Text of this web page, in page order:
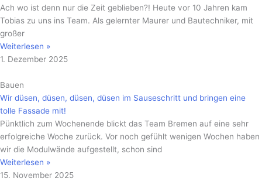
Ach wo ist denn nur die Zeit geblieben?! Heute vor 10 Jahren kam
Tobias zu uns ins Team. Als gelernter Maurer und Bautechniker, mit
großer
Weiterlesen »
1. Dezember 2025
Bauen
Wir düsen, düsen, düsen, düsen im Sauseschritt und bringen eine
tolle Fassade mit!
Pünktlich zum Wochenende blickt das Team Bremen auf eine sehr
erfolgreiche Woche zurück. Vor noch gefühlt wenigen Wochen haben
wir die Modulwände aufgestellt, schon sind
Weiterlesen »
15. November 2025